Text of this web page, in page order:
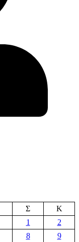
Σ
Κ
1
2
8
9